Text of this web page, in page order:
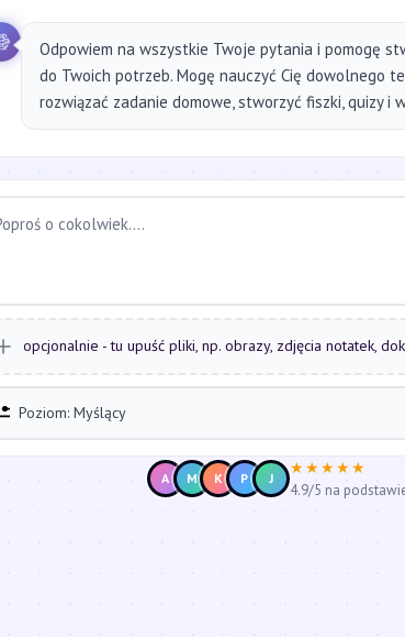
Odpowiem na wszystkie Twoje pytania i pomogę
do Twoich potrzeb. Mogę nauczyć Cię dowolnego
rozwiązać zadanie domowe, stworzyć fiszki, quizy i
opcjonalnie - tu upuść pliki, np. obrazy, zdjęcia notatek,
Poziom: Myślący
A M K P J
★★★★★
4.9/5 na